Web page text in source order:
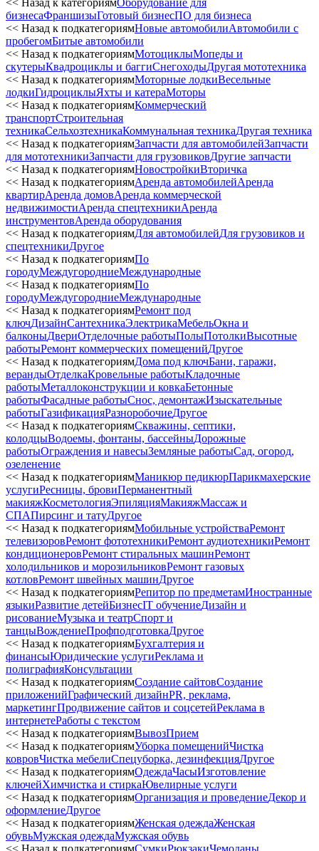
бизнесаФраншизыГотовый бизнесПО для бизнеса
<< Назад к подкатегориямНовые автомобилиАвтомобили с
пробегомБитые автомобили
<< Назад к подкатегориямМотоциклыМопеды и
скутерыКвадроциклы и баггиСнегоходыДругая мототехника
<< Назад к подкатегориямМоторные лодкиВесельные
лодкиГидроциклыЯхты и катераМоторы
<< Назад к подкатегориямКоммерческий
транспортСтроительная
техникаСельхозтехникаКоммунальная техникаДругая техника
<< Назад к подкатегориямЗапчасти для автомобилейЗапчасти
для мототехникиЗапчасти для грузовиковДругие запчасти
<< Назад к подкатегориямНовостройкиВторичка
<< Назад к подкатегориямАренда автомобилейАренда
квартирАренда домовАренда коммерческой
недвижимостиАренда спецтехникиАренда
инструментовАренда оборудования
<< Назад к подкатегориямДля автомобилейДля грузовиков и
спецтехникиДругое
<< Назад к подкатегориямПо
городуМеждугородниеМеждународные
<< Назад к подкатегориямПо
городуМеждугородниеМеждународные
<< Назад к подкатегориямРемонт под
ключДизайнСантехникаЭлектрикаМебельОкна и
балконыДвериОтделочные работыПолыПотолкиВысотные
работыРемонт коммерческих помещенийДругое
<< Назад к подкатегориямДома под ключБани, гаражи,
верандыОтделкаКровельные работыКладочные
работыМеталлоконструкции и ковкаБетонные
работыФасадные работыСнос, демонтажИзыскательные
работыГазификацияРазноробочиеДругое
<< Назад к подкатегориямСкважины, септики,
колодцыВодоемы, фонтаны, бассейныДорожные
работыОграждения и навесыЗемляные работыСад, огород,
озеленение
<< Назад к подкатегориямМаникюр педикюрПарикмахерские
услугиРесницы, бровиПерманентный
макияжКосметологияЭпиляцияМакияжМассаж и
СПАПирсинг и татуДругое
<< Назад к подкатегориямМобильные устройстваРемонт
телевизоровРемонт фототехникиРемонт аудиотехникиРемонт
кондиционеровРемонт стиральных машинРемонт
холодильников и морозильниковРемонт газовых
котловРемонт швейных машинДругое
<< Назад к подкатегориямРепитор по предметамИностранные
языкиРазвитие детейБизнесIT обучениеДизайн и
рисованиеМузыка и театрСпорт и
танцыВождениеПрофподготовкаДругое
<< Назад к подкатегориямБухгалтерия и
финансыЮридические услугиРеклама и
полиграфияКонсультации
<< Назад к подкатегориямСоздание сайтовСоздание
приложенийГрафический дизайнPR, реклама,
маркетингПродвижение сайтов и соцсетейРеклама в
интернетеРаботы с текстом
<< Назад к подкатегориямВывозПрием
<< Назад к подкатегориямУборка помещенийЧистка
ковровЧистка мебелиСпецуборка, дезинфекцияДругое
<< Назад к подкатегориямОдеждаЧасыИзготовление
ключейХимчистка и стиркаЮвелирные услуги
<< Назад к подкатегориямОрганизация и проведениеДекор и
оформлениеДругое
<< Назад к подкатегориямЖенская одеждаЖенская
обувьМужская одеждаМужская обувь
<< Назад к подкатегориямСумкиРюкзакиЧемоданы